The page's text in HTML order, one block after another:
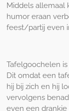
Middels allemaal
humor eraan
feest/partij even
Tafelgoochelen
Dit omdat een
hij bij zich en hij
vervolgens
even een